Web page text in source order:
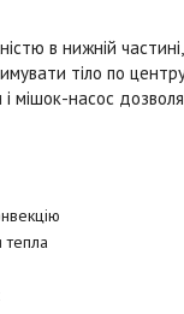
в нижній частині,
тіло по
і мішок-насос
тепла